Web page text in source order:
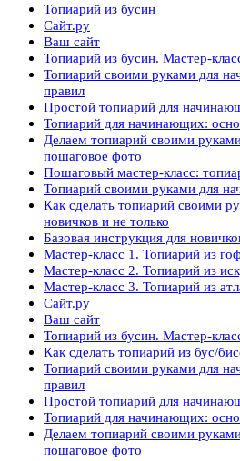
Топиарий из бусин
Сайт.ру
Ваш сайт
Топиарий из бусин. Мастер-
Топиарий своими руками для
правил
Простой топиарий для
Топиарий для начинающих:
Делаем топиарий своими
пошаговое фото
Пошаговый мастер-класс:
Топиарий своими руками для
Как сделать топиарий своими
новичков и не только
Базовая инструкция для
Мастер-класс 1. Топиарий из
Мастер-класс 2. Топиарий из
Мастер-класс 3. Топиарий из
Сайт.ру
Ваш сайт
Топиарий из бусин. Мастер-
Как сделать топиарий из бус/
Топиарий своими руками для
правил
Простой топиарий для
Топиарий для начинающих:
Делаем топиарий своими
пошаговое фото